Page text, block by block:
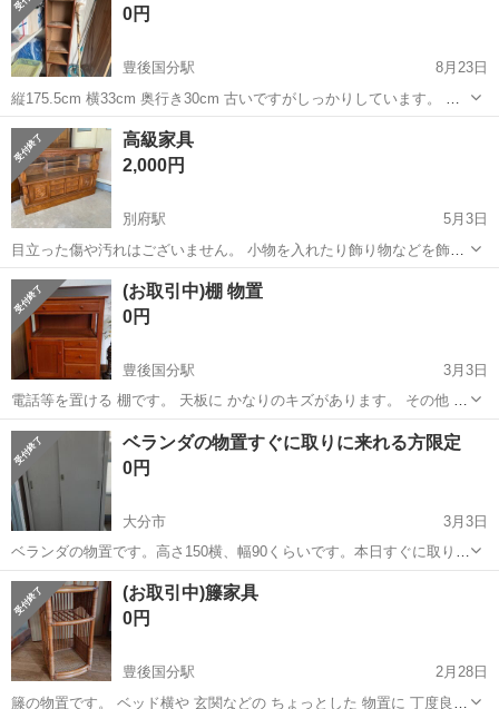
0円
豊後国分駅
8月23日
縦175.5cm 横33cm 奥行き30cm 古いですがしっかりしています。 少
し痛んでる所もあるので、一度見られて検討して 貰えればと思いま
す。 庭や倉庫で物を整理するのに使えると思います。
大分 大分市 豊後国分駅
高級家具
2,000円
別府駅
5月3日
目立った傷や汚れはございません。 小物を入れたり飾り物などを飾っ
ていくのに良いと思います。 配送も可能です。 別府市内でしたら
1000円で配送いたします。 よろしくお願いいたします。
大分 別府市 別府駅 収納家具
(お取引中)棚 物置
0円
豊後国分駅
3月3日
電話等を置ける 棚です。 天板に かなりのキズがあります。 その他 小
キズ有り。 左右に フックがありますが 右のフックが 外れそうです。
高さ 80cm 幅 60cm 奥行 33cm 布等を掛けて 使われてはいかがで...
大分 大分市 豊後国分駅 収納家具 キズ
ベランダの物置すぐに取りに来れる方限定
0円
大分市
3月3日
ベランダの物置です。高さ150横、幅90くらいです。本日すぐに取りに
来れる方限定でお譲り致します。 よろしくお願いいたします。
大分 大分市 収納家具 ベランダ
(お取引中)籐家具
0円
豊後国分駅
2月28日
籐の物置です。 ベッド横や 玄関などの ちょっとした 物置に 丁度良い